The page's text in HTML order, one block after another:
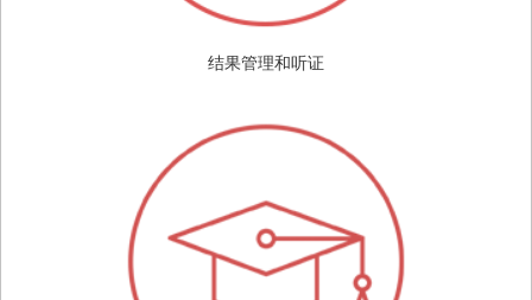
结果管理和听证